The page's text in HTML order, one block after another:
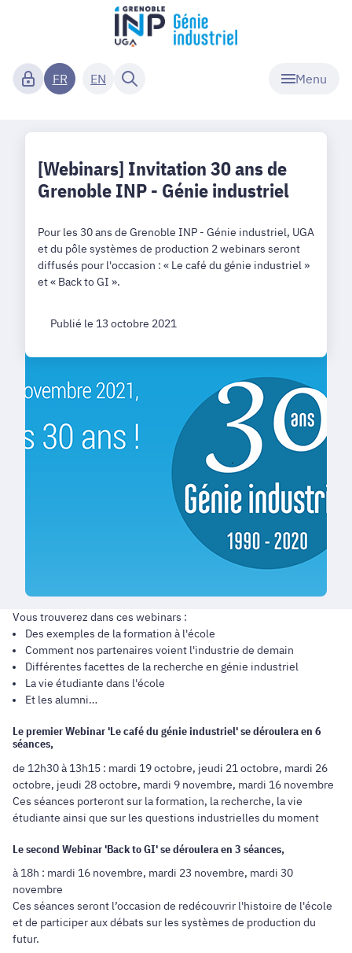
Menu
FR EN
[Webinars] Invitation 30 ans de
Grenoble INP - Génie industriel
Pour les 30 ans de Grenoble INP - Génie industriel, UGA
et du pôle systèmes de production 2 webinars seront
diffusés pour l'occasion : « Le café du génie industriel »
et « Back to GI ».
Publié le 13 octobre 2021
Vous trouverez dans ces webinars :
Des exemples de la formation à l'école
Comment nos partenaires voient l'industrie de demain
Différentes facettes de la recherche en génie industriel
La vie étudiante dans l'école
Et les alumni…
Le premier Webinar 'Le café du génie industriel' se déroulera en 6
séances,
de 12h30 à 13h15 : mardi 19 octobre, jeudi 21 octobre, mardi 26
octobre, jeudi 28 octobre, mardi 9 novembre, mardi 16 novembre
Ces séances porteront sur la formation, la recherche, la vie
étudiante ainsi que sur les questions industrielles du moment
Le second Webinar 'Back to GI' se déroulera en 3 séances,
à 18h : mardi 16 novembre, mardi 23 novembre, mardi 30
novembre
Ces séances seront l’occasion de redécouvrir l'histoire de l'école
et de participer aux débats sur les systèmes de production du
futur.